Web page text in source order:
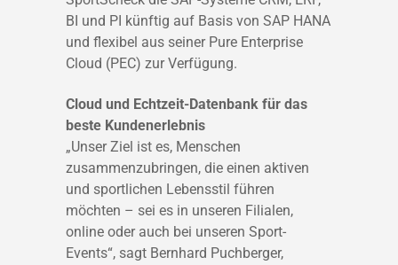
BI und PI künftig auf Basis von SAP HANA
und flexibel aus seiner Pure Enterprise
Cloud (PEC) zur Verfügung.
Cloud und Echtzeit-Datenbank für das
beste Kundenerlebnis
„Unser Ziel ist es, Menschen
zusammenzubringen, die einen aktiven
und sportlichen Lebensstil führen
möchten – sei es in unseren Filialen,
online oder auch bei unseren Sport-
Events“, sagt Bernhard Puchberger,